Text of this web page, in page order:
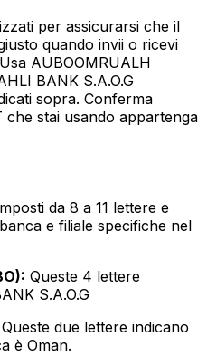
per assicurarsi che il
quando invii o ricevi
AUBOOMRUALH
BANK S.A.O.G
sopra. Conferma
stai usando appartenga
da 8 a 11 lettere e
e filiale specifiche nel
Queste 4 lettere
S.A.O.G
Queste due lettere indicano
è Oman.